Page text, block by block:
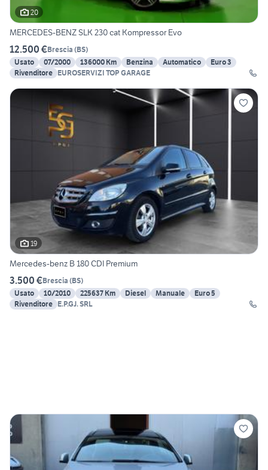
20
MERCEDES-BENZ SLK 230 cat Kompressor Evo
12.500 €Brescia (BS)
Usato
07/2000 136000 Km Benzina Automatico
Euro 3
Rivenditore EUROSERVIZI TOP GARAGE
19
Mercedes-benz B 180 CDI Premium
3.500 €Brescia (BS)
Usato
10/2010 225637 Km Diesel Manuale
Euro 5
Rivenditore E.P.GJ. SRL